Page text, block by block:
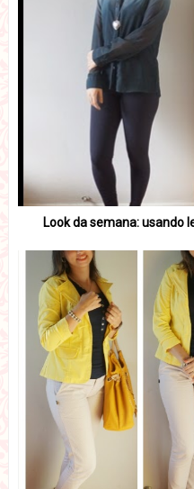
Look da semana: usando